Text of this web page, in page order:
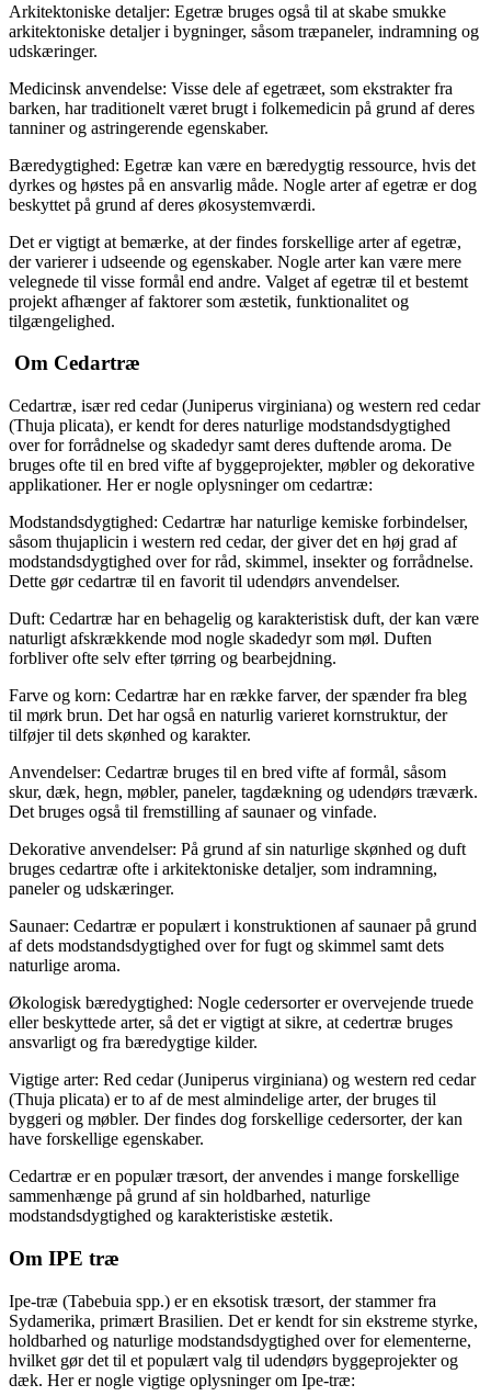
Arkitektoniske detaljer: Egetræ bruges også til at skabe smukke
arkitektoniske detaljer i bygninger, såsom træpaneler, indramning og
udskæringer.
Medicinsk anvendelse: Visse dele af egetræet, som ekstrakter fra
barken, har traditionelt været brugt i folkemedicin på grund af deres
tanniner og astringerende egenskaber.
Bæredygtighed: Egetræ kan være en bæredygtig ressource, hvis det
dyrkes og høstes på en ansvarlig måde. Nogle arter af egetræ er dog
beskyttet på grund af deres økosystemværdi.
Det er vigtigt at bemærke, at der findes forskellige arter af egetræ,
der varierer i udseende og egenskaber. Nogle arter kan være mere
velegnede til visse formål end andre. Valget af egetræ til et bestemt
projekt afhænger af faktorer som æstetik, funktionalitet og
tilgængelighed.
Om Cedartræ
Cedartræ, især red cedar (Juniperus virginiana) og western red cedar
(Thuja plicata), er kendt for deres naturlige modstandsdygtighed
over for forrådnelse og skadedyr samt deres duftende aroma. De
bruges ofte til en bred vifte af byggeprojekter, møbler og dekorative
applikationer. Her er nogle oplysninger om cedartræ:
Modstandsdygtighed: Cedartræ har naturlige kemiske forbindelser,
såsom thujaplicin i western red cedar, der giver det en høj grad af
modstandsdygtighed over for råd, skimmel, insekter og forrådnelse.
Dette gør cedartræ til en favorit til udendørs anvendelser.
Duft: Cedartræ har en behagelig og karakteristisk duft, der kan være
naturligt afskrækkende mod nogle skadedyr som møl. Duften
forbliver ofte selv efter tørring og bearbejdning.
Farve og korn: Cedartræ har en række farver, der spænder fra bleg
til mørk brun. Det har også en naturlig varieret kornstruktur, der
tilføjer til dets skønhed og karakter.
Anvendelser: Cedartræ bruges til en bred vifte af formål, såsom
skur, dæk, hegn, møbler, paneler, tagdækning og udendørs træværk.
Det bruges også til fremstilling af saunaer og vinfade.
Dekorative anvendelser: På grund af sin naturlige skønhed og duft
bruges cedartræ ofte i arkitektoniske detaljer, som indramning,
paneler og udskæringer.
Saunaer: Cedartræ er populært i konstruktionen af saunaer på grund
af dets modstandsdygtighed over for fugt og skimmel samt dets
naturlige aroma.
Økologisk bæredygtighed: Nogle cedersorter er overvejende truede
eller beskyttede arter, så det er vigtigt at sikre, at cedertræ bruges
ansvarligt og fra bæredygtige kilder.
Vigtige arter: Red cedar (Juniperus virginiana) og western red cedar
(Thuja plicata) er to af de mest almindelige arter, der bruges til
byggeri og møbler. Der findes dog forskellige cedersorter, der kan
have forskellige egenskaber.
Cedartræ er en populær træsort, der anvendes i mange forskellige
sammenhænge på grund af sin holdbarhed, naturlige
modstandsdygtighed og karakteristiske æstetik.
Om IPE træ
Ipe-træ (Tabebuia spp.) er en eksotisk træsort, der stammer fra
Sydamerika, primært Brasilien. Det er kendt for sin ekstreme styrke,
holdbarhed og naturlige modstandsdygtighed over for elementerne,
hvilket gør det til et populært valg til udendørs byggeprojekter og
dæk. Her er nogle vigtige oplysninger om Ipe-træ: